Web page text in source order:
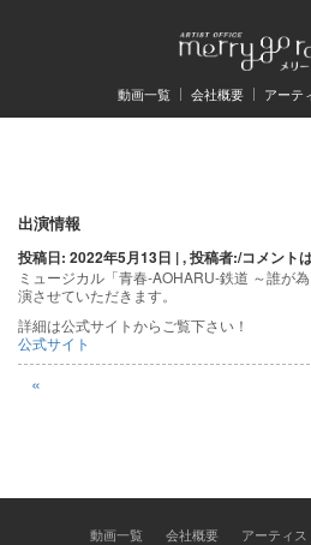
動画一覧 会社概要 アーテ
出演情報
投稿日: 2022年5月13日 | , 投稿者:/コメント
ミュージカル「青春-AOHARU-鉄道 ～誰が
演させていただきます。
詳細は公式サイトからご覧下さい！
公式サイト
投
稿
ナ
ビ
ゲ
ョ
«
動画一覧 会社概要 アーティ